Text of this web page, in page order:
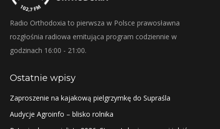
Radio Orthodoxia to pierwsza w Polsce prawosławna
rozgłośnia radiowa emitująca program codziennie w
godzinach 16:00 - 21:00.
Ostatnie wpisy
Zaproszenie na kajakową pielgrzymkę do Supraśla
Audycje Agroinfo – blisko rolnika